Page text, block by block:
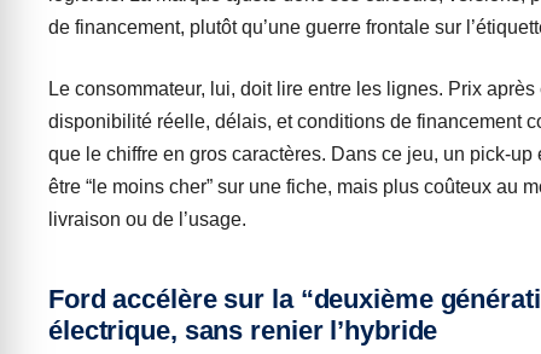
de financement, plutôt qu’une guerre frontale sur
Le consommateur, lui, doit lire entre les lignes. Prix après
disponibilité réelle, délais, et conditions de financement
que le chiffre en gros caractères. Dans ce jeu, un pick-up
être “le moins cher” sur une fiche, mais plus coûteux au
livraison ou de l’usage.
Ford accélère sur la “deuxième
électrique, sans renier l’hybride